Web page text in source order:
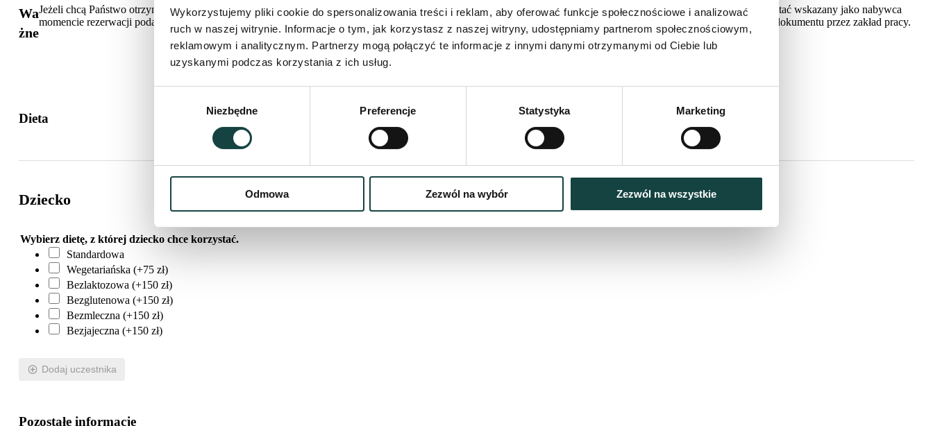
Wykorzystujemy pliki cookie do spersonalizowania treści i reklam, aby oferować funkcje społecznościowe i analizować
ruch w naszej witrynie. Informacje o tym, jak korzystasz z naszej witryny, udostępniamy partnerom społecznościowym,
reklamowym i analitycznym. Partnerzy mogą połączyć te informacje z innymi danymi otrzymanymi od Ciebie lub
uzyskanymi podczas korzystania z ich usług.
Niezbędne Preferencje Statystyka Marketing
Odmowa Zezwól na wybór Zezwól na wszystkie
c
z
e
a
A
r
ć
t
u
r
Wa
żne
Jeżeli chcą Państwo otrzymać za pobyt dziecka na obozie Fakturę VAT wystawioną na firmę, należy już w
momencie rezerwacji podać wszystkie dane firmy. W przeciwnym razie otrzymanie FV nie bezie możliwe.
Prosimy o sprawdzenie w zakładzie pracy, kto powinien zostać wskazany jako nabywca
FV. Niewłaściwy nabywca może spowodować odrzucenie dokumentu przez zakład pracy.
Dieta
Dziecko
Wybierz dietę, z której dziecko chce korzystać.
Standardowa
Wegetariańska (+75 zł)
Bezlaktozowa (+150 zł)
Bezglutenowa (+150 zł)
Bezmleczna (+150 zł)
Bezjajeczna (+150 zł)
Dodaj uczestnika
Pozostałe informacje